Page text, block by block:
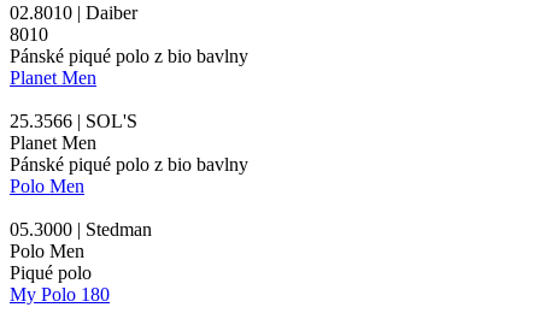
02.8010 | Daiber
8010
Pánské piqué polo z bio bavlny
Planet Men
25.3566 | SOL'S
Planet Men
Pánské piqué polo z bio bavlny
Polo Men
05.3000 | Stedman
Polo Men
Piqué polo
My Polo 180